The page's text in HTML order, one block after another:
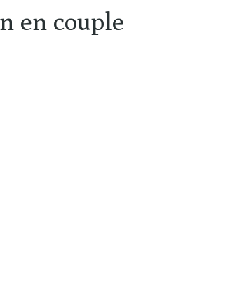
en couple